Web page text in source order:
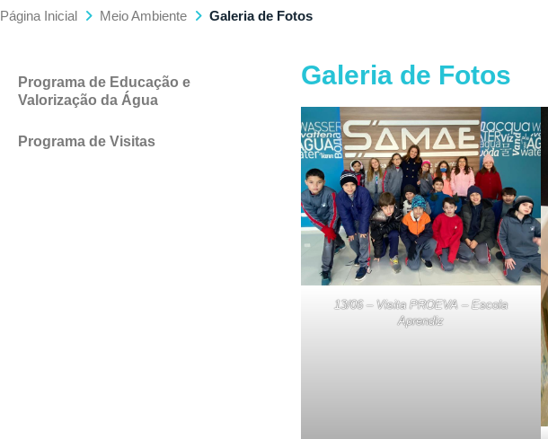
Página Inicial Meio Ambiente Galeria de Fotos
Programa de Educação e
Valorização da Água
Programa de Visitas
Galeria de Fotos
13/06 – Visita PROEVA – Escola
Aprendiz